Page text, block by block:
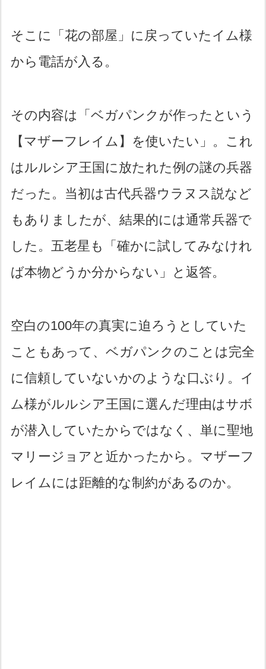
そこに「花の部屋」に戻っていたイム様
から電話が入る。
その内容は「ベガパンクが作ったという
【マザーフレイム】を使いたい」。これ
はルルシア王国に放たれた例の謎の兵器
だった。当初は古代兵器ウラヌス説など
もありましたが、結果的には通常兵器で
した。五老星も「確かに試してみなけれ
ば本物どうか分からない」と返答。
空白の100年の真実に迫ろうとしていた
こともあって、ベガパンクのことは完全
に信頼していないかのような口ぶり。イ
ム様がルルシア王国に選んだ理由はサボ
が潜入していたからではなく、単に聖地
マリージョアと近かったから。マザーフ
レイムには距離的な制約があるのか。